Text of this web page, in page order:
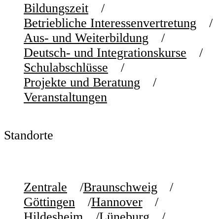
Bildungszeit
Betriebliche Interessenvertretung
Aus- und Weiterbildung
Deutsch- und Integrationskurse
Schulabschlüsse
Projekte und Beratung
Veranstaltungen
Standorte
Zentrale
Braunschweig
Göttingen
Hannover